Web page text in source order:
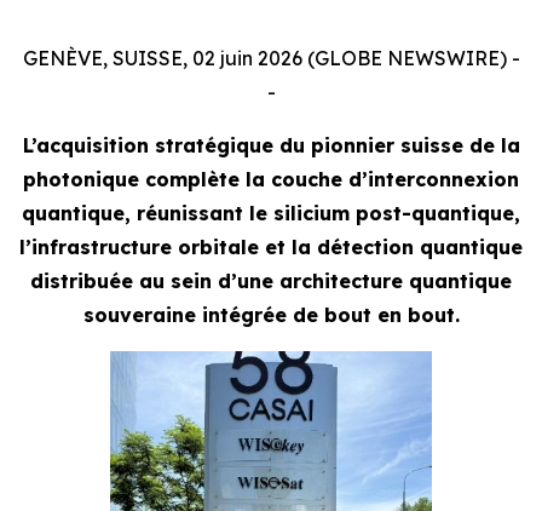
GENÈVE, SUISSE, 02 juin 2026 (GLOBE NEWSWIRE) -
-
L’acquisition stratégique du pionnier suisse de la
photonique complète la couche d’interconnexion
quantique, réunissant le silicium post-quantique,
l’infrastructure orbitale et la détection quantique
distribuée au sein d’une architecture quantique
souveraine intégrée de bout en bout.